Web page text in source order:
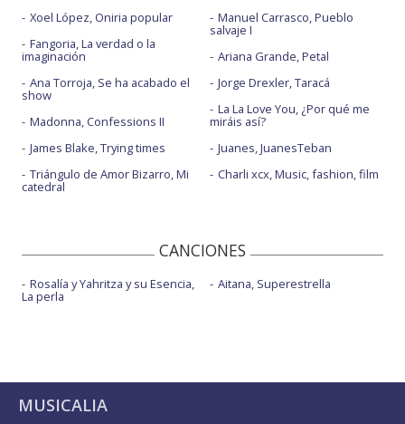
Xoel López, Oniria popular
Fangoria, La verdad o la
imaginación
Ana Torroja, Se ha acabado el
show
Madonna, Confessions II
James Blake, Trying times
Triángulo de Amor Bizarro, Mi
catedral
Manuel Carrasco, Pueblo
salvaje I
Ariana Grande, Petal
Jorge Drexler, Taracá
La La Love You, ¿Por qué me
miráis así?
Juanes, JuanesTeban
Charli xcx, Music, fashion, film
CANCIONES
Rosalía y Yahritza y su Esencia,
La perla
Aitana, Superestrella
MUSICALIA